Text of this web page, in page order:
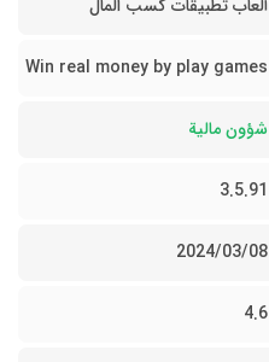
ألعاب تطبيقات كسب المال
Win real money by play games
شؤون مالية
3.5.91
08‏/03‏/2024
4.6